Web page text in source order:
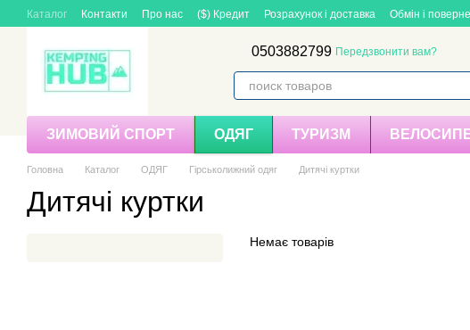
Перейти до основного контенту
Каталог Контакти Про нас ($) Кредит Розрахунок і доставка Обмін і
0503882799 Передзвонити вам?
ЗИМОВИЙ СПОРТ ОДЯГ ТУРИЗМ
Головна Каталог ОДЯГ Гірськолижний одяг Дитячі куртки
Дитячі куртки
Немає товарів